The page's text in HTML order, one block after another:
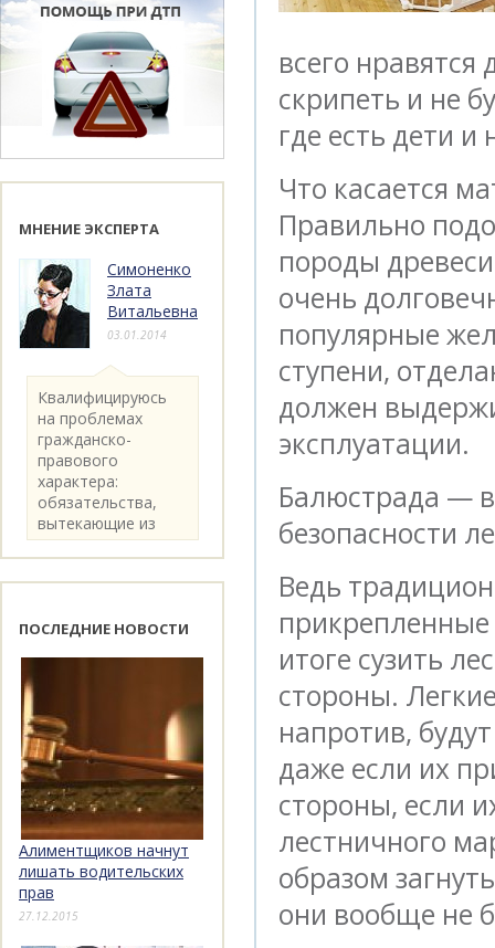
всего
скрипеть и не
где есть дети
Что касается
Правильно
породы
очень
популярные
ступени,
должен
эксплуатации.
Балюстрада —
безопасности
Ведь
прикрепленные
итоге сузить
стороны.
напротив,
даже если их
стороны, если
лестничного
образом
они вообще не
МНЕНИЕ ЭКСПЕРТА
Симоненко
Злата
Витальевна
03.01.2014
Квалифицируюсь
на проблемах
гражданско-
правового
характера:
обязательства,
вытекающие из
категории..
ПОСЛЕДНИЕ НОВОСТИ
Алиментщиков начнут
лишать водительских
прав
27.12.2015